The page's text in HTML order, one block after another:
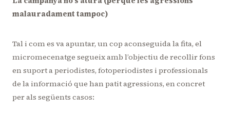
malauradament tampoc)
Tal i com es va apuntar, un cop aconseguida la fita, el
micromecenatge segueix amb l’objectiu de recollir fons
en suport a periodistes, fotoperiodistes i professionals
de la informació que han patit agressions, en concret
per als següents casos: